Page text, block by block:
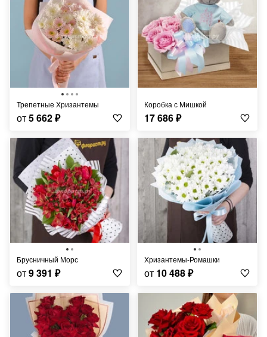
Трепетные Хризантемы
от5 662₽
Коробка с Мишкой
17 686₽
Брусничный Морс
от9 391 ₽
Хризантемы-Ромашки
от 10 488₽